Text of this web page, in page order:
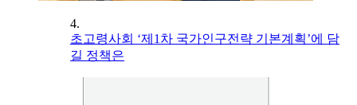
4.
초고령사회 ‘제1차 국가인구전략 기본계획’에 담
길 정책은